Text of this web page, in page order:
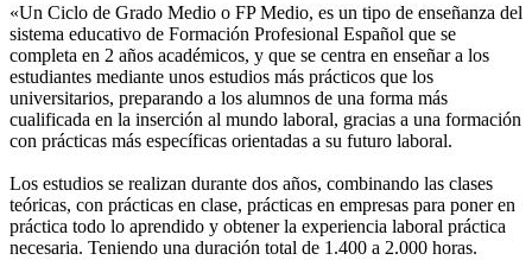
«Un Ciclo de Grado Medio o FP Medio, es un tipo de enseñanza del
sistema educativo de Formación Profesional Español que se
completa en 2 años académicos, y que se centra en enseñar a los
estudiantes mediante unos estudios más prácticos que los
universitarios, preparando a los alumnos de una forma más
cualificada en la inserción al mundo laboral, gracias a una formación
con prácticas más específicas orientadas a su futuro laboral.
Los estudios se realizan durante dos años, combinando las clases
teóricas, con prácticas en clase, prácticas en empresas para poner en
práctica todo lo aprendido y obtener la experiencia laboral práctica
necesaria. Teniendo una duración total de 1.400 a 2.000 horas.